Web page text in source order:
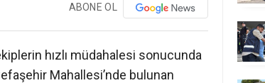
ABONE OL
hızlı müdahalesi sonucunda
Mahallesi’nde bulunan